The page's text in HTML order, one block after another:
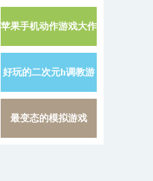
详情 »
苹果手机动作游戏大作
详情 »
好玩的二次元h调教游
戏
详情 »
最变态的模拟游戏